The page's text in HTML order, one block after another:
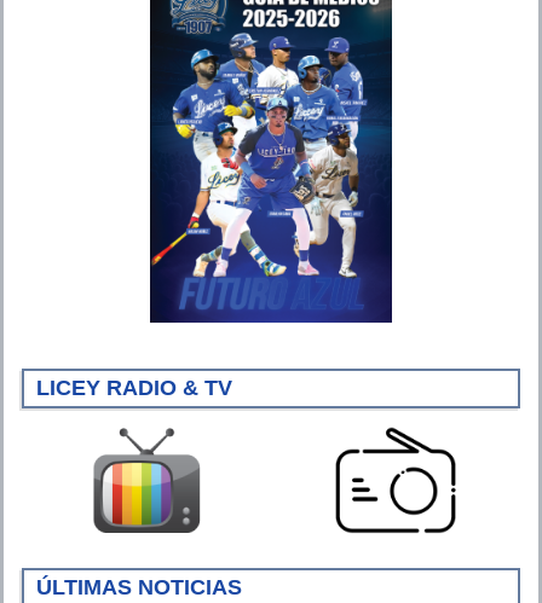
LICEY RADIO & TV
ÚLTIMAS NOTICIAS